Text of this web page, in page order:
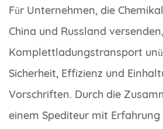
Für Unternehmen, die
China und Russland
Komplettladungstransport
Sicherheit, Effizienz und
Vorschriften. Durch die
einem Spediteur mit Erfahrung